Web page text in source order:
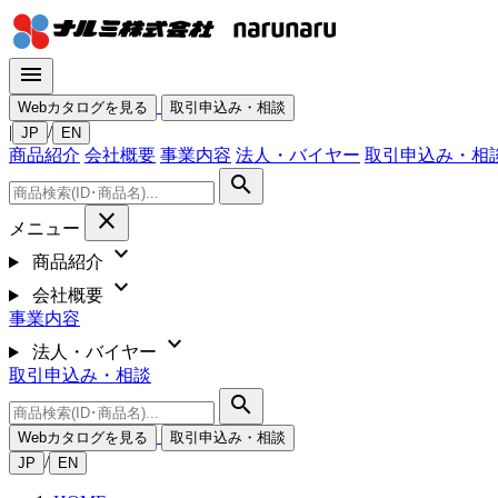
menu
Webカタログを見る 取引申込み・相談
| JP / EN
商品紹介 会社概要 事業内容 法人・バイヤー 取引申込み・相
search
メニュー close
商品紹介 expand_more
会社概要 expand_more
事業内容
法人・バイヤー
expand_more
取引申込み・相談
search
Webカタログを見る
取引申込み・相談
JP / EN